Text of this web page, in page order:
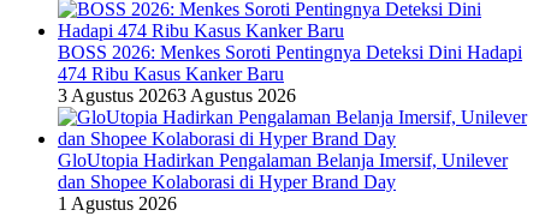
BOSS 2026: Menkes Soroti Pentingnya Deteksi Dini Hadapi
474 Ribu Kasus Kanker Baru
3 Agustus 20263 Agustus 2026
GloUtopia Hadirkan Pengalaman Belanja Imersif, Unilever
dan Shopee Kolaborasi di Hyper Brand Day
1 Agustus 2026